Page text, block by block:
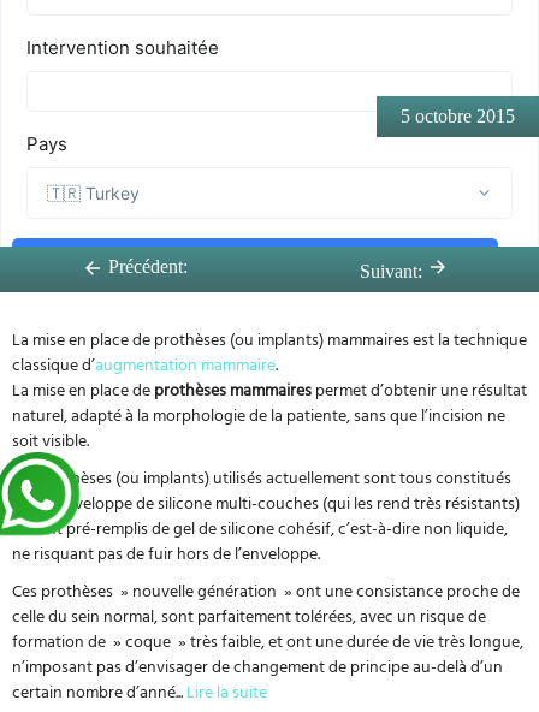
5 octobre 2015
Précédent: Suivant:
La mise en place de prothèses (ou implants) mammaires est la technique
classique d’augmentation mammaire.
La mise en place deprothèses mammairespermet d’obtenir une résultat
naturel, adapté à la morphologie de la patiente, sans que l’incision ne
soit visible.
Les prothèses (ou implants) utilisés actuellement sont tous constitués
d’une enveloppe de silicone multi-couches (qui les rend très résistants)
et sont pré-remplis de gel de silicone cohésif, c’est-à-dire non liquide,
ne risquant pas de fuir hors de l’enveloppe.
Ces prothèses » nouvelle génération » ont une consistance proche de
celle du sein normal, sont parfaitement tolérées, avec un risque de
formation de » coque » très faible, et ont une durée de vie très longue,
n’imposant pas d’envisager de changement de principe au-delà d’un
certain nombre d’anné...Lire la suite